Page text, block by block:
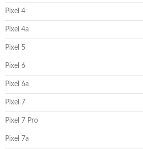
Pixel 4
Pixel 4a
Pixel 5
Pixel 6
Pixel 6a
Pixel 7
Pixel 7 Pro
Pixel 7a